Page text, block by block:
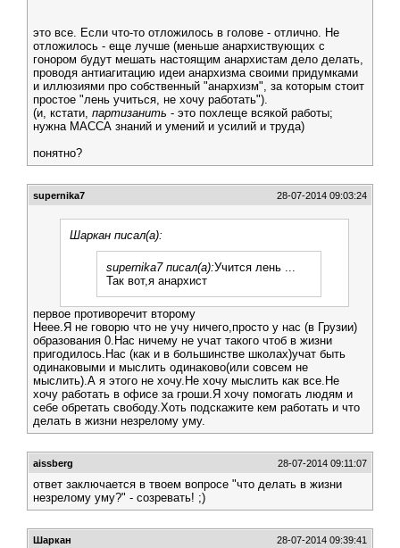
это все. Если что-то отложилось в голове - отлично. Не
отложилось - еще лучше (меньше анархиствующих с
гонором будут мешать настоящим анархистам дело делать,
проводя антиагитацию идеи анархизма своими придумками
и иллюзиями про собственный "анархизм", за которым стоит
простое "лень учиться, не хочу работать").
(и, кстати, партизанить - это похлеще всякой работы;
нужна МАССА знаний и умений и усилий и труда)
понятно?
supernika7 28-07-2014 09:03:24
Шаркан писал(а):
supernika7 писал(а):Учится лень ...
Так вот,я анархист
первое противоречит второму
Неее.Я не говорю что не учу ничего,просто у нас (в Грузии)
образования 0.Нас ничему не учат такого чтоб в жизни
пригодилось.Нас (как и в большинстве школах)учат быть
одинаковыми и мыслить одинаково(или совсем не
мыслить).А я этого не хочу.Не хочу мыслить как все.Не
хочу работать в офисе за гроши.Я хочу помогать людям и
себе обретать свободу.Хоть подскажите кем работать и что
делать в жизни незрелому уму.
aissberg 28-07-2014 09:11:07
ответ заключается в твоем вопросе "что делать в жизни
незрелому уму?" - созревать! ;)
Шаркан 28-07-2014 09:39:41